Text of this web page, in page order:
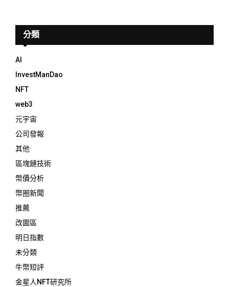
分類
AI
InvestManDao
NFT
web3
元宇宙
公司發報
其他
區塊鏈技術
幣價分析
幣圈新聞
推薦
改圖區
明日指數
未分類
牛幣短評
金星人NFT研究所